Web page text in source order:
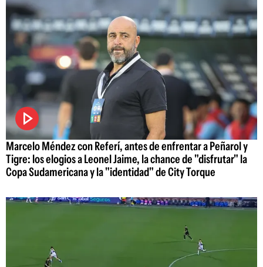
Marcelo Méndez con Referí, antes de enfrentar a Peñarol y
Tigre: los elogios a Leonel Jaime, la chance de "disfrutar" la
Copa Sudamericana y la "identidad" de City Torque